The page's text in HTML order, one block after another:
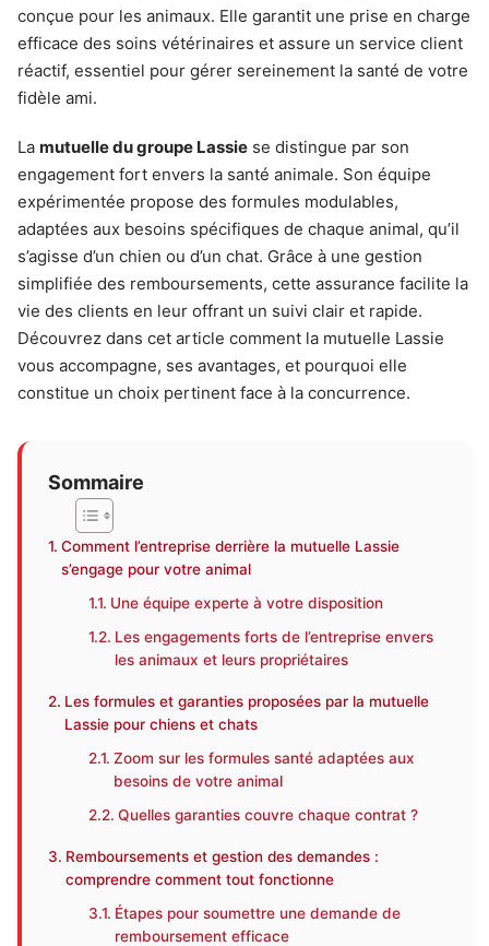
conçue pour les animaux. Elle garantit une prise en charge
efficace des soins vétérinaires et assure un service client
réactif, essentiel pour gérer sereinement la santé de votre
fidèle ami.
La mutuelle du groupe Lassie se distingue par son
engagement fort envers la santé animale. Son équipe
expérimentée propose des formules modulables,
adaptées aux besoins spécifiques de chaque animal, qu’il
s’agisse d’un chien ou d’un chat. Grâce à une gestion
simplifiée des remboursements, cette assurance facilite la
vie des clients en leur offrant un suivi clair et rapide.
Découvrez dans cet article comment la mutuelle Lassie
vous accompagne, ses avantages, et pourquoi elle
constitue un choix pertinent face à la concurrence.
Sommaire
Comment l’entreprise derrière la mutuelle Lassie
s’engage pour votre animal
Une équipe experte à votre disposition
Les engagements forts de l’entreprise envers
les animaux et leurs propriétaires
Les formules et garanties proposées par la mutuelle
Lassie pour chiens et chats
Zoom sur les formules santé adaptées aux
besoins de votre animal
Quelles garanties couvre chaque contrat ?
Remboursements et gestion des demandes :
comprendre comment tout fonctionne
Étapes pour soumettre une demande de
remboursement efficace